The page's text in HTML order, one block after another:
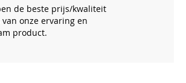
de beste prijs/kwaliteit
van onze ervaring en
product.